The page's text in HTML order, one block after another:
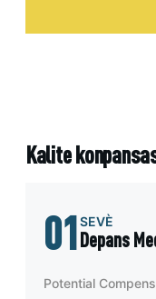
Kalite
01SEVÈ
Depans
Potential